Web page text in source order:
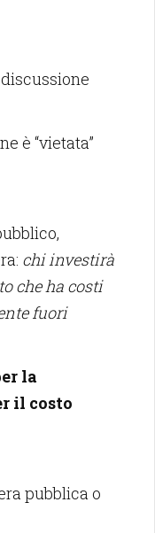
è “vietata”
chi investirà
che ha costi
fuori
la
il costo
pubblica o